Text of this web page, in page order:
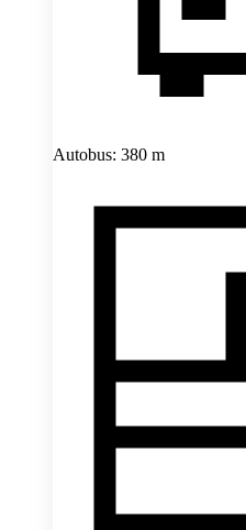
Autobus: 380 m